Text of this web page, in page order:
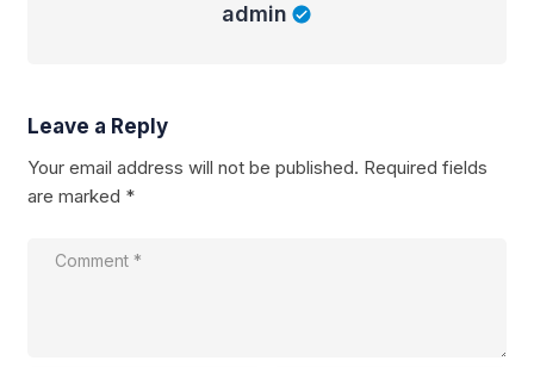
admin
Leave a Reply
Your email address will not be published. Required fields
are marked *